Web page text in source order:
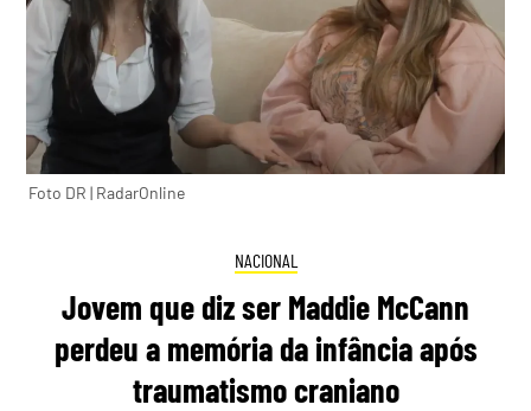
Foto DR | RadarOnline
NACIONAL
Jovem que diz ser Maddie McCann
perdeu a memória da infância após
traumatismo craniano